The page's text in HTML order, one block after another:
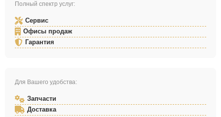
Полный спектр услуг:
Сервис
Офисы продаж
Гарантия
Для Вашего удобства:
Запчасти
Доставка